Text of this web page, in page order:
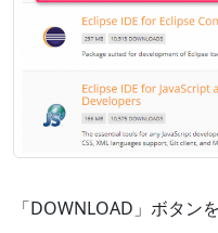
「DOWNLOAD」ボタン